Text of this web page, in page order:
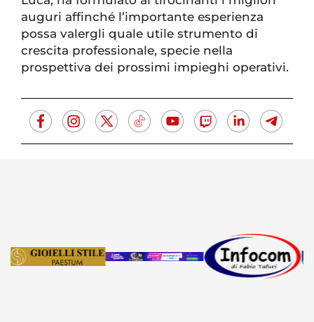
auguri affinché l’importante esperienza
possa valergli quale utile strumento di
crescita professionale, specie nella
prospettiva dei prossimi impieghi operativi.